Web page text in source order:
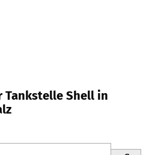
Tankstelle Shell in